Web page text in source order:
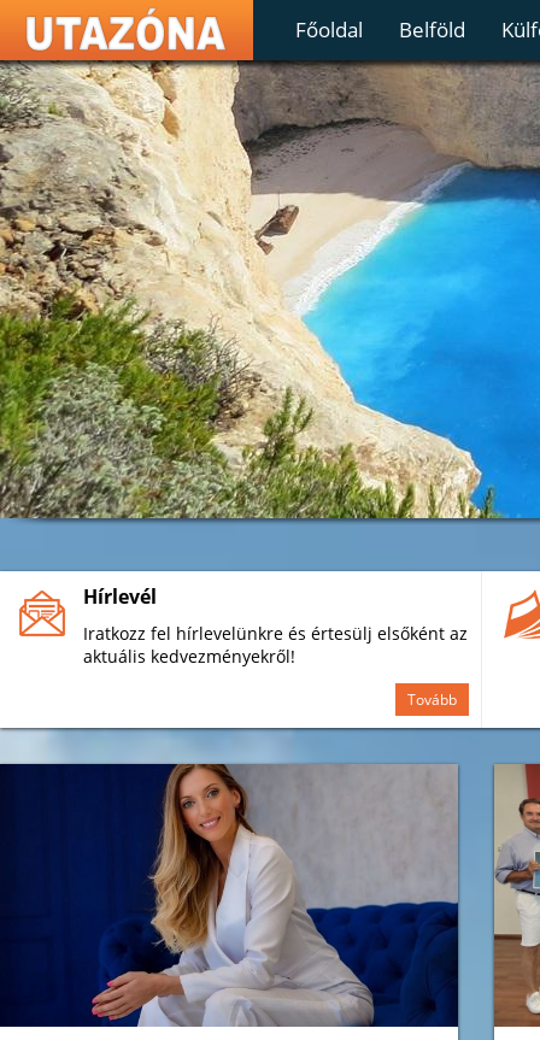
Főoldal Belföld
Hírlevél
Iratkozz fel hírlevelünkre és értesülj elsőként az
aktuális kedvezményekről!
Tovább